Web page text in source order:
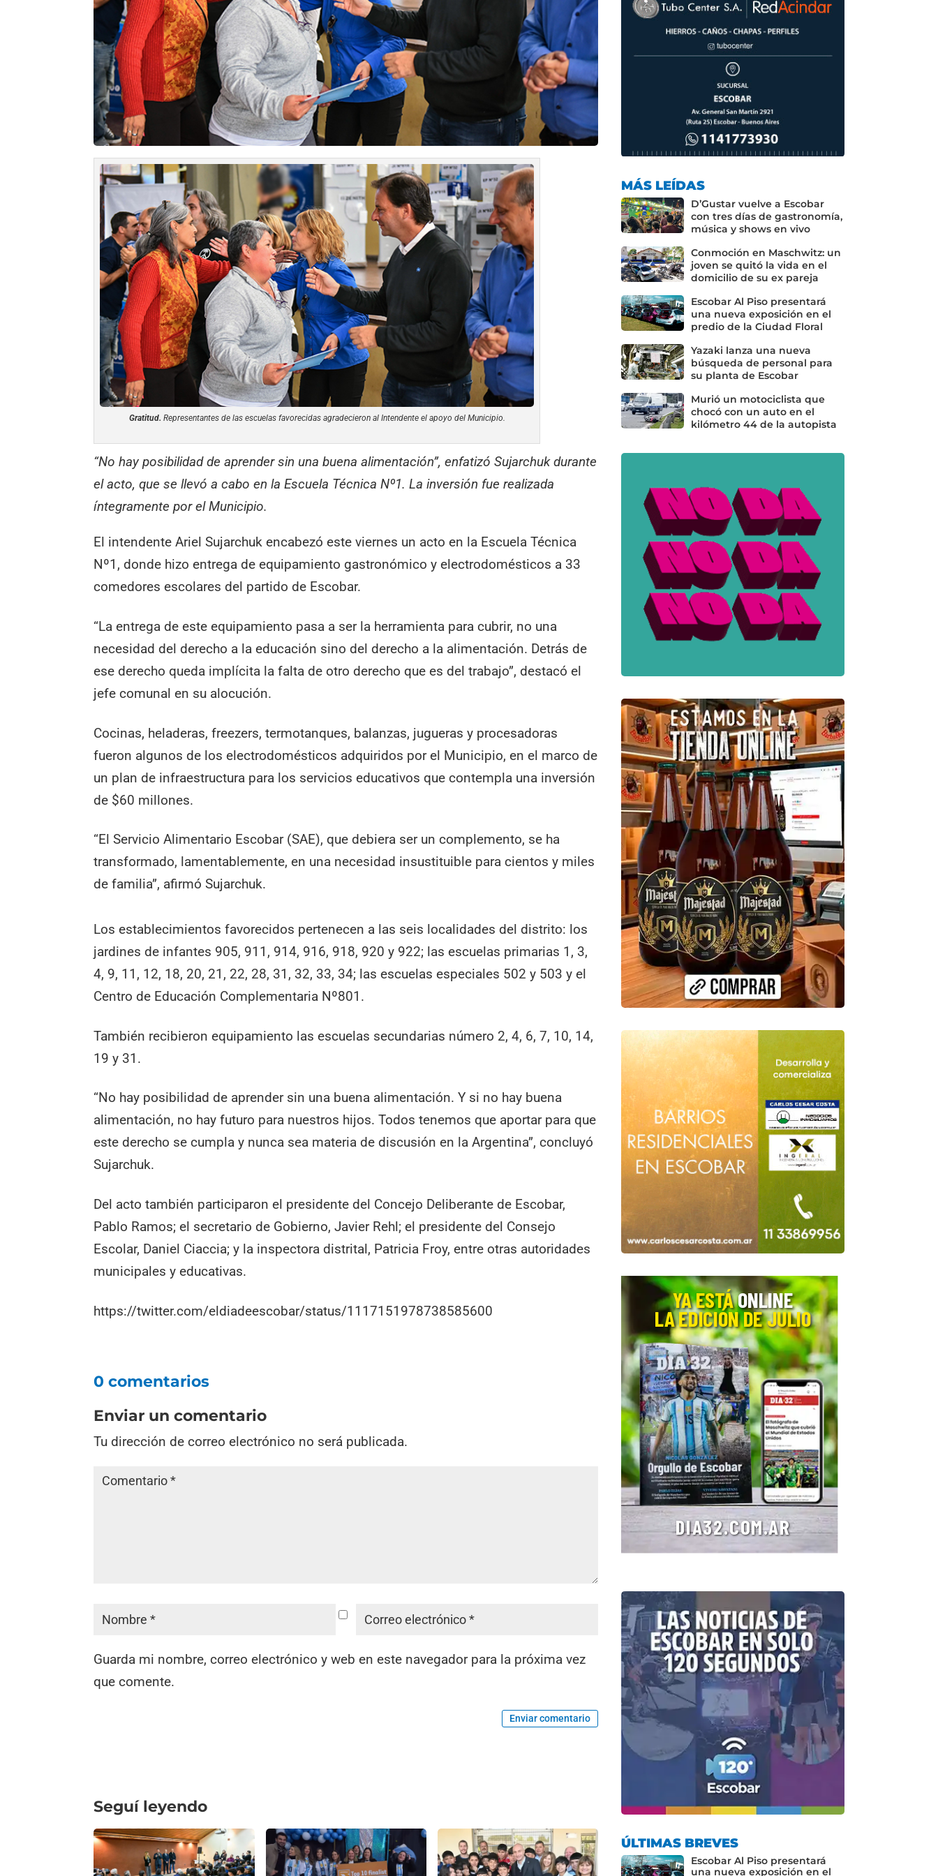
Gratitud. Representantes de las escuelas favorecidas agradecieron al Intendente el apoyo del Municipio.
“No hay posibilidad de aprender sin una buena alimentación”, enfatizó Sujarchuk durante
el acto, que se llevó a cabo en la Escuela Técnica Nº1. La inversión fue realizada
íntegramente por el Municipio.
El intendente Ariel Sujarchuk encabezó este viernes un acto en la Escuela Técnica
Nº1, donde hizo entrega de equipamiento gastronómico y electrodomésticos a 33
comedores escolares del partido de Escobar.
“La entrega de este equipamiento pasa a ser la herramienta para cubrir, no una
necesidad del derecho a la educación sino del derecho a la alimentación. Detrás de
ese derecho queda implícita la falta de otro derecho que es del trabajo”, destacó el
jefe comunal en su alocución.
Cocinas, heladeras, freezers, termotanques, balanzas, jugueras y procesadoras
fueron algunos de los electrodomésticos adquiridos por el Municipio, en el marco de
un plan de infraestructura para los servicios educativos que contempla una inversión
de $60 millones.
“El Servicio Alimentario Escobar (SAE), que debiera ser un complemento, se ha
transformado, lamentablemente, en una necesidad insustituible para cientos y miles
de familia”, afirmó Sujarchuk.
Los establecimientos favorecidos pertenecen a las seis localidades del distrito: los
jardines de infantes 905, 911, 914, 916, 918, 920 y 922; las escuelas primarias 1, 3,
4, 9, 11, 12, 18, 20, 21, 22, 28, 31, 32, 33, 34; las escuelas especiales 502 y 503 y el
Centro de Educación Complementaria Nº801.
También recibieron equipamiento las escuelas secundarias número 2, 4, 6, 7, 10, 14,
19 y 31.
“No hay posibilidad de aprender sin una buena alimentación. Y si no hay buena
alimentación, no hay futuro para nuestros hijos. Todos tenemos que aportar para que
este derecho se cumpla y nunca sea materia de discusión en la Argentina”, concluyó
Sujarchuk.
Del acto también participaron el presidente del Concejo Deliberante de Escobar,
Pablo Ramos; el secretario de Gobierno, Javier Rehl; el presidente del Consejo
Escolar, Daniel Ciaccia; y la inspectora distrital, Patricia Froy, entre otras autoridades
municipales y educativas.
https://twitter.com/eldiadeescobar/status/1117151978738585600
0 comentarios
Enviar un comentario
Tu dirección de correo electrónico no será publicada.
Guarda mi nombre, correo electrónico y web en este navegador para la próxima vez
que comente.
Enviar comentario
Seguí leyendo
MÁS LEÍDAS
D’Gustar vuelve a Escobar
con tres días de gastronomía,
música y shows en vivo
Conmoción en Maschwitz: un
joven se quitó la vida en el
domicilio de su ex pareja
Escobar Al Piso presentará
una nueva exposición en el
predio de la Ciudad Floral
Yazaki lanza una nueva
búsqueda de personal para
su planta de Escobar
Murió un motociclista que
chocó con un auto en el
kilómetro 44 de la autopista
ÚLTIMAS BREVES
Escobar Al Piso presentará
una nueva exposición en el